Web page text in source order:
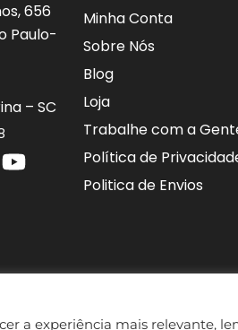
656
Paulo-
– SC
Y
b
Minha Conta
Sobre Nós
Blog
Loja
Trabalhe com a
Política de
Politica de Envios
© Todos
a experiência mais relevante,